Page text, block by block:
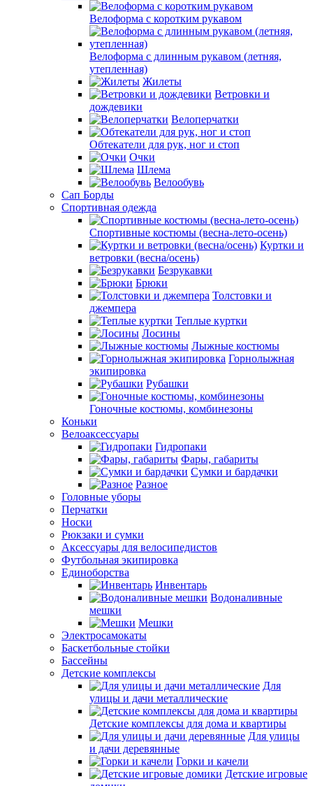
Велоформа с коротким рукавом
Велоформа с длинным рукавом (летняя,
утепленная)
Жилеты
Ветровки и
дождевики
Велоперчатки
Обтекатели для рук, ног и стоп
Очки
Шлема
Велообувь
Сап Борды
Спортивная одежда
Спортивные костюмы (весна-лето-осень)
Куртки и
ветровки (весна/осень)
Безрукавки
Брюки
Толстовки и
джемпера
Теплые куртки
Лосины
Лыжные костюмы
Горнолыжная
экипировка
Рубашки
Гоночные костюмы, комбинезоны
Коньки
Велоаксессуары
Гидропаки
Фары, габариты
Сумки и бардачки
Разное
Головные уборы
Перчатки
Носки
Рюкзаки и сумки
Аксессуары для велосипедистов
Футбольная экипировка
Единоборства
Инвентарь
Водоналивные
мешки
Мешки
Электросамокаты
Баскетбольные стойки
Бассейны
Детские комплексы
Для
улицы и дачи металлические
Детские комплексы для дома и квартиры
Для улицы
и дачи деревянные
Горки и качели
Детские игровые